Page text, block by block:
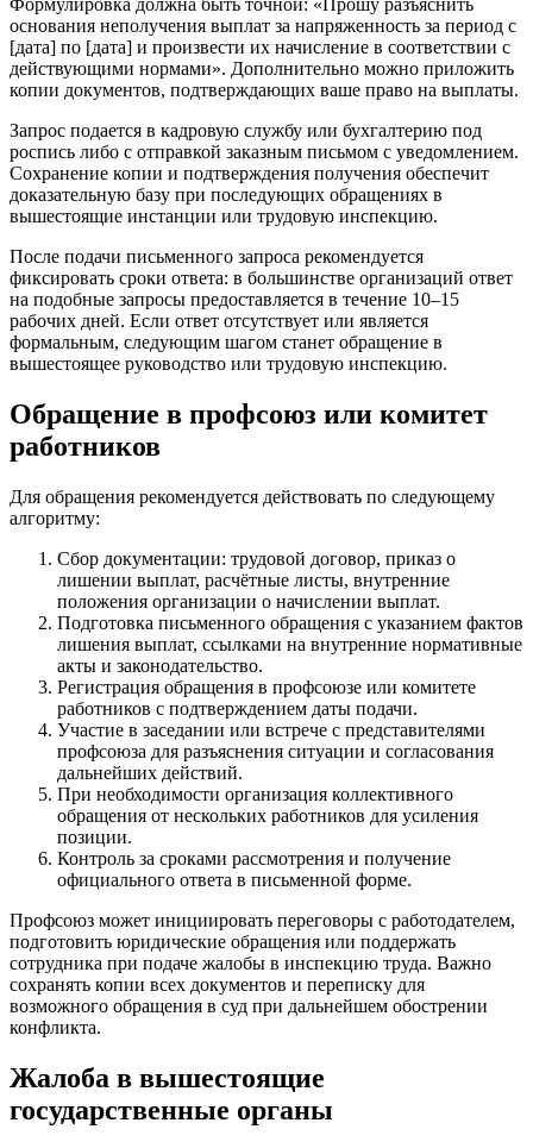
Формулировка должна быть точной: «Прошу разъяснить
основания неполучения выплат за напряженность за период с
[дата] по [дата] и произвести их начисление в соответствии с
действующими нормами». Дополнительно можно приложить
копии документов, подтверждающих ваше право на выплаты.
Запрос подается в кадровую службу или бухгалтерию под
роспись либо с отправкой заказным письмом с уведомлением.
Сохранение копии и подтверждения получения обеспечит
доказательную базу при последующих обращениях в
вышестоящие инстанции или трудовую инспекцию.
После подачи письменного запроса рекомендуется
фиксировать сроки ответа: в большинстве организаций ответ
на подобные запросы предоставляется в течение 10–15
рабочих дней. Если ответ отсутствует или является
формальным, следующим шагом станет обращение в
вышестоящее руководство или трудовую инспекцию.
Обращение в профсоюз или комитет
работников
Для обращения рекомендуется действовать по следующему
алгоритму:
Сбор документации: трудовой договор, приказ о
лишении выплат, расчётные листы, внутренние
положения организации о начислении выплат.
Подготовка письменного обращения с указанием фактов
лишения выплат, ссылками на внутренние нормативные
акты и законодательство.
Регистрация обращения в профсоюзе или комитете
работников с подтверждением даты подачи.
Участие в заседании или встрече с представителями
профсоюза для разъяснения ситуации и согласования
дальнейших действий.
При необходимости организация коллективного
обращения от нескольких работников для усиления
позиции.
Контроль за сроками рассмотрения и получение
официального ответа в письменной форме.
Профсоюз может инициировать переговоры с работодателем,
подготовить юридические обращения или поддержать
сотрудника при подаче жалобы в инспекцию труда. Важно
сохранять копии всех документов и переписку для
возможного обращения в суд при дальнейшем обострении
конфликта.
Жалоба в вышестоящие
государственные органы